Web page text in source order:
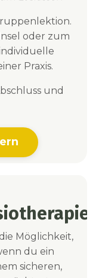
oder zum
Praxis.
und
Möglichkeit,
du ein
sicheren,